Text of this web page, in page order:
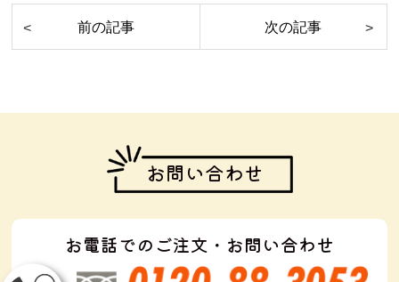
お問い合わせ
お電話でのご注文・お問い合わせ